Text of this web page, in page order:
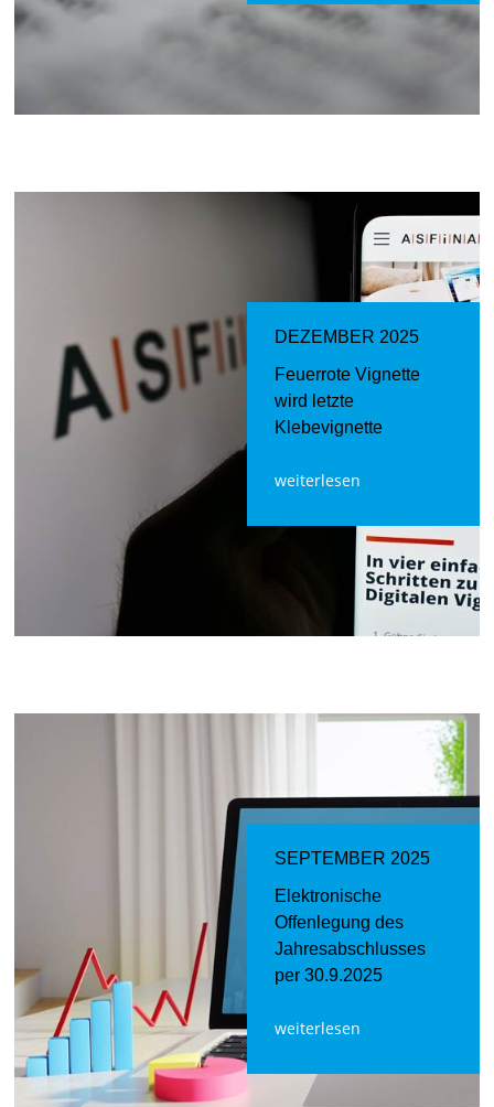
DEZEMBER 2025
Feuerrote Vignette
wird letzte
Klebevignette
weiterlesen
SEPTEMBER 2025
Elektronische
Offenlegung des
Jahresabschlusses
per 30.9.2025
weiterlesen